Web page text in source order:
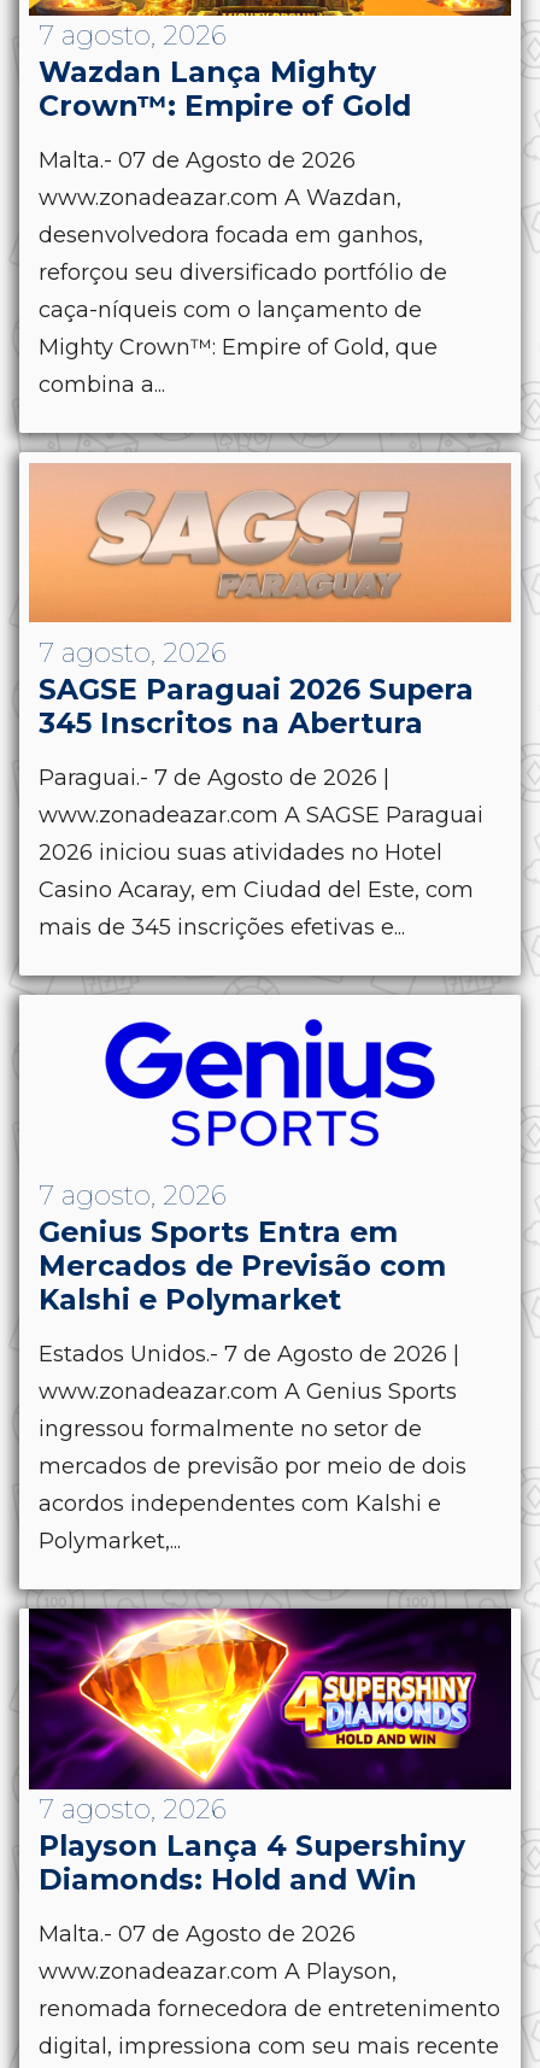
7 agosto, 2026
Wazdan Lança Mighty
Crown™: Empire of Gold
Malta.- 07 de Agosto de 2026
www.zonadeazar.com A Wazdan,
desenvolvedora focada em ganhos,
reforçou seu diversificado portfólio de
caça-níqueis com o lançamento de
Mighty Crown™: Empire of Gold, que
combina a...
7 agosto, 2026
SAGSE Paraguai 2026 Supera
345 Inscritos na Abertura
Paraguai.- 7 de Agosto de 2026 |
www.zonadeazar.com A SAGSE Paraguai
2026 iniciou suas atividades no Hotel
Casino Acaray, em Ciudad del Este, com
mais de 345 inscrições efetivas e...
7 agosto, 2026
Genius Sports Entra em
Mercados de Previsão com
Kalshi e Polymarket
Estados Unidos.- 7 de Agosto de 2026 |
www.zonadeazar.com A Genius Sports
ingressou formalmente no setor de
mercados de previsão por meio de dois
acordos independentes com Kalshi e
Polymarket,...
7 agosto, 2026
Playson Lança 4 Supershiny
Diamonds: Hold and Win
Malta.- 07 de Agosto de 2026
www.zonadeazar.com A Playson,
renomada fornecedora de entretenimento
digital, impressiona com seu mais recente